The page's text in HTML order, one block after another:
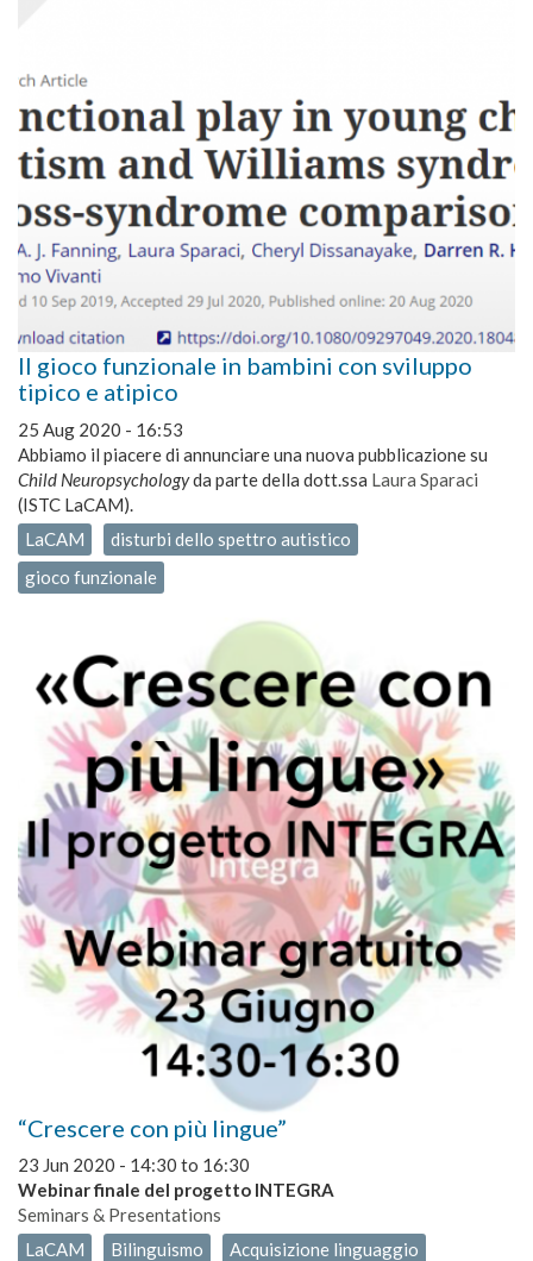
Il gioco funzionale in bambini con sviluppo
tipico e atipico
25 Aug 2020 - 16:53
Abbiamo il piacere di annunciare una nuova pubblicazione su
Child Neuropsychologyda parte della dott.ssa Laura Sparaci
(ISTC LaCAM).
LaCAM
disturbi dello spettro autistico
gioco funzionale
“Crescere con più lingue”
23 Jun 2020 - 14:30 to 16:30
Webinar finale del progetto INTEGRA
Seminars & Presentations
LaCAM
Bilinguismo Acquisizione linguaggio